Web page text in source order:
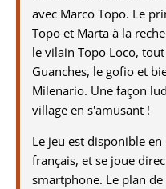
avec Marco Topo. Le
Topo et Marta à la
le vilain Topo Loco,
Guanches, le gofio et
Milenario. Une façon
village en s'amusant !
Le jeu est disponible
français, et se joue
smartphone. Le plan